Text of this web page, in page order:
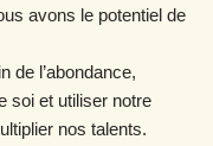
avons le potentiel de
de l’abondance,
soi et utiliser notre
nos talents.